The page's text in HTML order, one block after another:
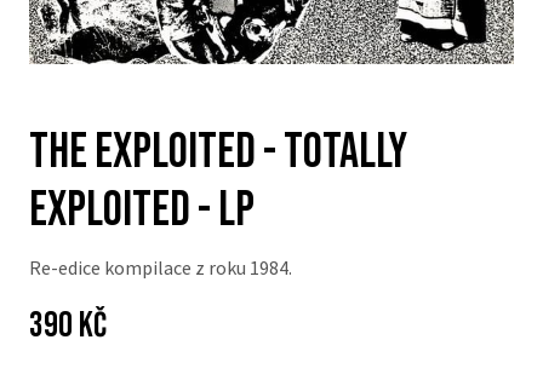
The Exploited - Totally
Exploited - LP
Re-edice kompilace z roku 1984.
Cena:
390 Kč